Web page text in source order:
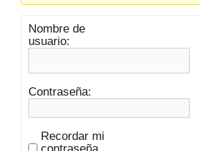
Nombre de
usuario:
Contraseña:
Recordar mi